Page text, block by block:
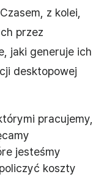
z kolei,
przez
jaki generuje ich
desktopowej
pracujemy,
jesteśmy
koszty